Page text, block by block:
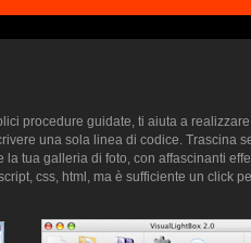
procedure guidate, ti aiuta a
una sola linea di codice. Trascina
tua galleria di foto, con affascinanti
css, html, ma è sufficiente un click